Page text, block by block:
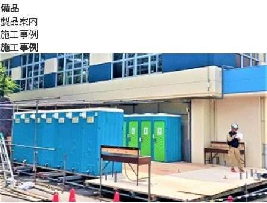
備品
製品案内
施工事例
施工事例